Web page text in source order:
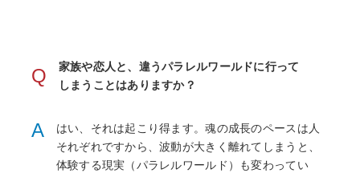
Q
家族や恋人と、違うパラレルワールドに行って
しまうことはありますか？
A
はい、それは起こり得ます。魂の成長のペースは人
それぞれですから、波動が大きく離れてしまうと、
体験する現実（パラレルワールド）も変わってい